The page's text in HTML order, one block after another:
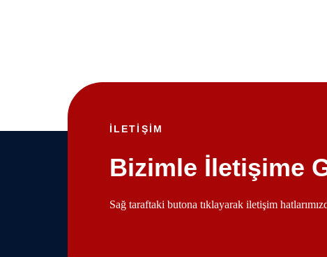
İLETİŞİM
Bizimle İletişime
Sağ taraftaki butona tıklayarak iletişim